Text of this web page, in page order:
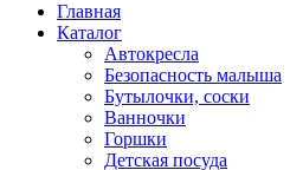
Главная
Каталог
Автокресла
Безопасность малыша
Бутылочки, соски
Ванночки
Горшки
Детская посуда